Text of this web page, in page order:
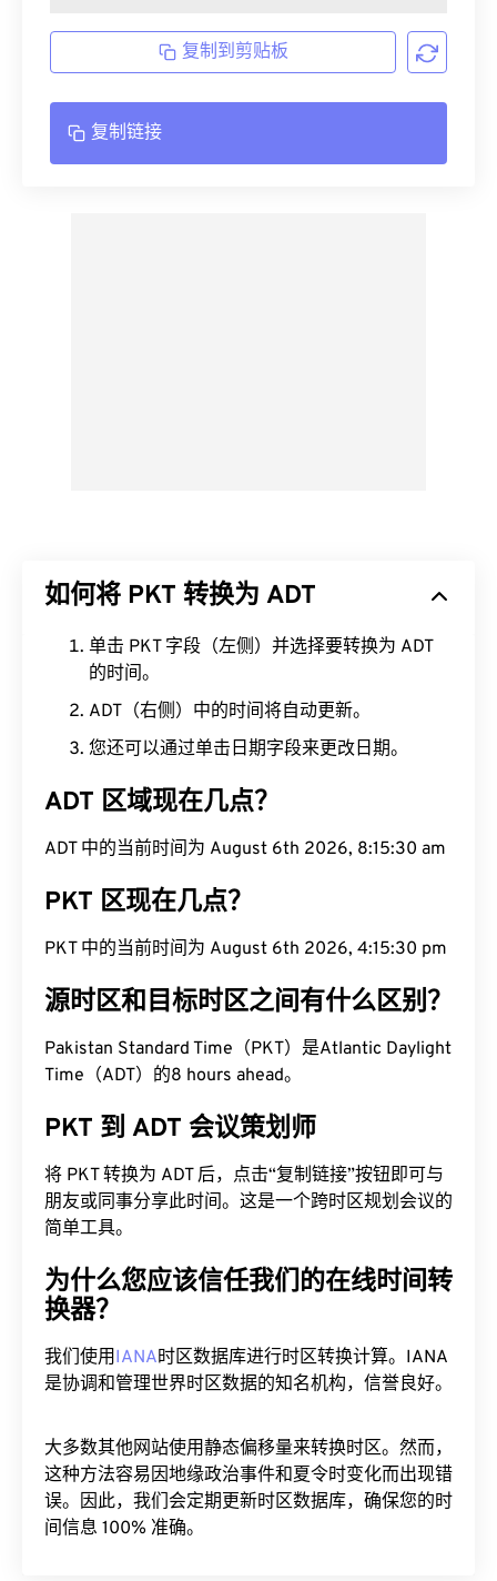
复制到剪贴板
复制链接
如何将 PKT 转换为 ADT
单击 PKT 字段（左侧）并选择要转换为 ADT
的时间。
ADT（右侧）中的时间将自动更新。
您还可以通过单击日期字段来更改日期。
ADT 区域现在几点？
ADT 中的当前时间为 August 6th 2026, 8:15:30 am
PKT 区现在几点？
PKT 中的当前时间为 August 6th 2026, 4:15:30 pm
源时区和目标时区之间有什么区别？
Pakistan Standard Time（PKT）是Atlantic Daylight
Time（ADT）的8 hours ahead。
PKT 到 ADT 会议策划师
将 PKT 转换为 ADT 后，点击“复制链接”按钮即可与
朋友或同事分享此时间。这是一个跨时区规划会议的
简单工具。
为什么您应该信任我们的在线时间转
换器？
我们使用IANA时区数据库进行时区转换计算。IANA
是协调和管理世界时区数据的知名机构，信誉良好。
大多数其他网站使用静态偏移量来转换时区。然而，
这种方法容易因地缘政治事件和夏令时变化而出现错
误。因此，我们会定期更新时区数据库，确保您的时
间信息 100% 准确。